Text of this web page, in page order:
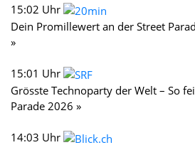
15:02 Uhr
Dein Promillewert an der Street
»
15:01 Uhr
Grösste Technoparty der Welt – So
Parade 2026 »
14:03 Uhr